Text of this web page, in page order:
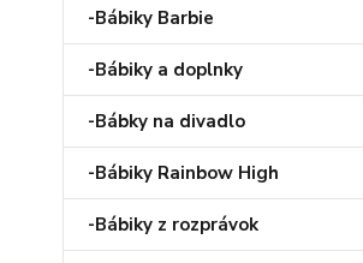
-Bábiky Barbie
-Bábiky a doplnky
-Bábky na divadlo
-Bábiky Rainbow High
-Bábiky z rozprávok